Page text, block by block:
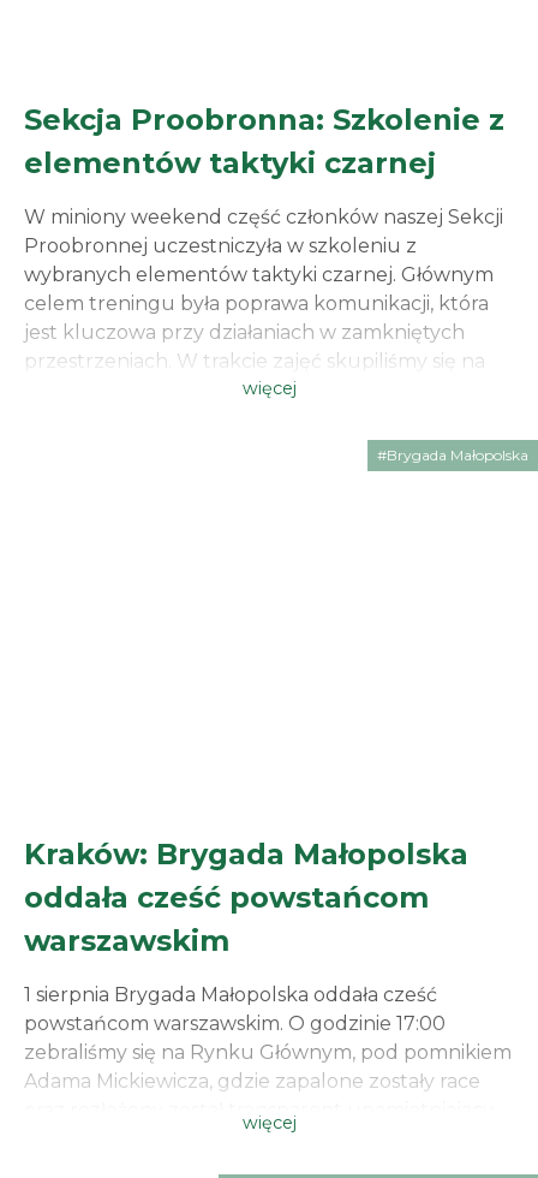
Sekcja Proobronna: Szkolenie z
elementów taktyki czarnej
W miniony weekend część członków naszej Sekcji
Proobronnej uczestniczyła w szkoleniu z
wybranych elementów taktyki czarnej. Głównym
celem treningu była poprawa komunikacji, która
jest kluczowa przy działaniach w zamkniętych
przestrzeniach. W trakcie zajęć skupiliśmy się na
tym, w jaki sposób płynnie przekazywać
dzielić role w szyku. Działania wewnątrz obiektu
więcej
#Brygada Małopolska
Kraków: Brygada Małopolska
oddała cześć powstańcom
warszawskim
1 sierpnia Brygada Małopolska oddała cześć
powstańcom warszawskim. O godzinie 17:00
zebraliśmy się na Rynku Głównym, pod pomnikiem
Adama Mickiewicza, gdzie zapalone zostały race
oraz rozłożony został transparent upamietniajacy
zgrupowanie „Chrobry II”, jednostki zrzeszającej
więcej